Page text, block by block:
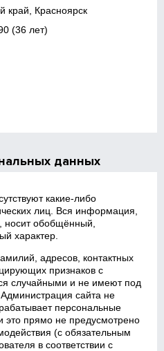
край, Красноярск
(36 лет)
данных
какие‑либо
лиц. Вся информация,
носит обобщённый,
характер.
адресов, контактных
признаков с
случайными и не имеют под
сайта не
персональные
это прямо не предусмотрено
(с обязательным
в соответствии с